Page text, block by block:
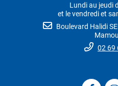
Lundi au jeudi
et le vendredi et
Boulevard Halidi
02 69